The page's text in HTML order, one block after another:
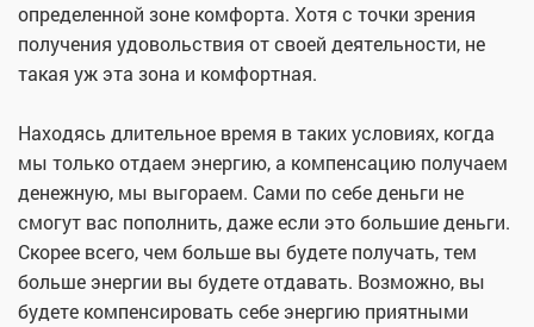
определенной зоне комфорта. Хотя с точки зрения
получения удовольствия от своей деятельности, не
такая уж эта зона и комфортная.
Находясь длительное время в таких условиях, когда
мы только отдаем энергию, а компенсацию получаем
денежную, мы выгораем. Сами по себе деньги не
смогут вас пополнить, даже если это большие деньги.
Скорее всего, чем больше вы будете получать, тем
больше энергии вы будете отдавать. Возможно, вы
будете компенсировать себе энергию приятными